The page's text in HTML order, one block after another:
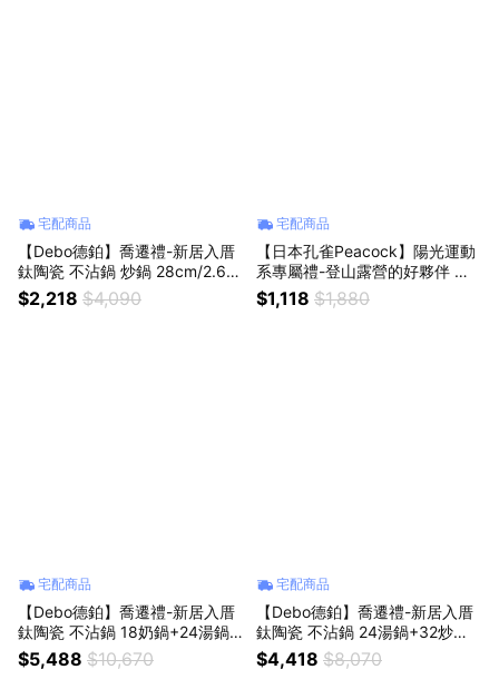
宅配商品
【Debo德鉑】喬遷禮-新居入厝
鈦陶瓷 不沾鍋 炒鍋 28cm/2.6L
IH全對應(贈鍋蓋+矽膠鏟)
$2,218 $4,090
宅配商品
【日本孔雀Peacock】陽光運動
系專屬禮-登山露營的好夥伴 運
動家族 一鍵彈開吸管杯 316不鏽
鋼保溫杯水壺900ML(附杯套+背
$1,118 $1,880
宅配商品
【Debo德鉑】喬遷禮-新居入厝
鈦陶瓷 不沾鍋 18奶鍋+24湯鍋+
28炒鍋 三件組 IH全對應(贈鍋蓋
+矽膠湯勺+矽膠鏟)
$5,488 $10,670
宅配商品
【Debo德鉑】喬遷禮-新居入厝
鈦陶瓷 不沾鍋 24湯鍋+32炒鍋
兩件組 IH全對應(贈鍋蓋+矽膠湯
勺+矽膠鏟)
$4,418 $8,070